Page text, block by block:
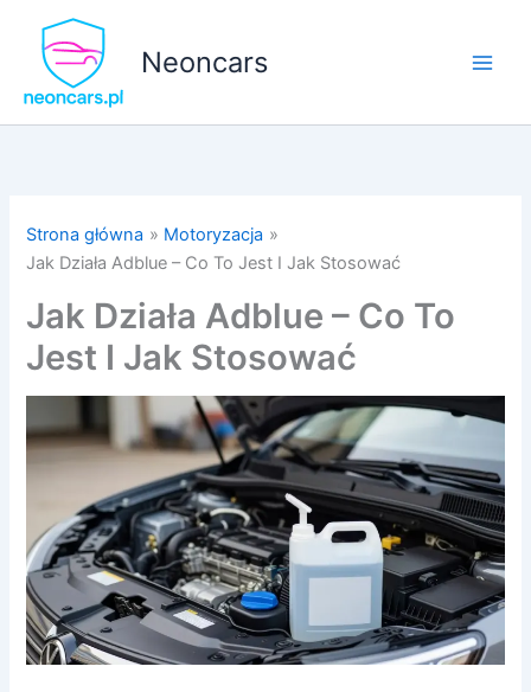
Neoncars
Strona główna
Motoryzacja
Jak Działa Adblue – Co To Jest I Jak Stosować
Jak Działa Adblue – Co To
Jest I Jak Stosować